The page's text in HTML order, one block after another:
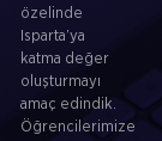
özelinde
Isparta’ya
katma değer
oluşturmayı
amaç edindik.
Öğrencilerimize